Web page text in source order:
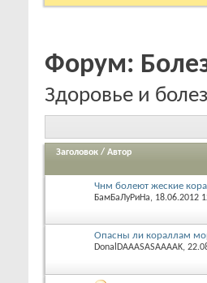
Форум:
Здоровье и
Заголовок / Автор
Чнм болеют жеские
БамБаЛуРиНа, 18.06.2012
Опасны ли кораллам
DonalDAAASASAAAAK,